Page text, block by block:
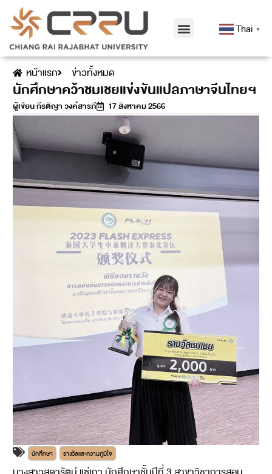
Thai ▼
หน้าแรก ข่าวทั้งหมด
นักศึกษาคว้าชมเชยแข่งขันแปลภาษาจีนไทยฯ
ผู้เขียนกีรติญา วงค์สารภี 17 สิงหาคม 2566
นักศึกษา รางวัลและความภูมิใจ